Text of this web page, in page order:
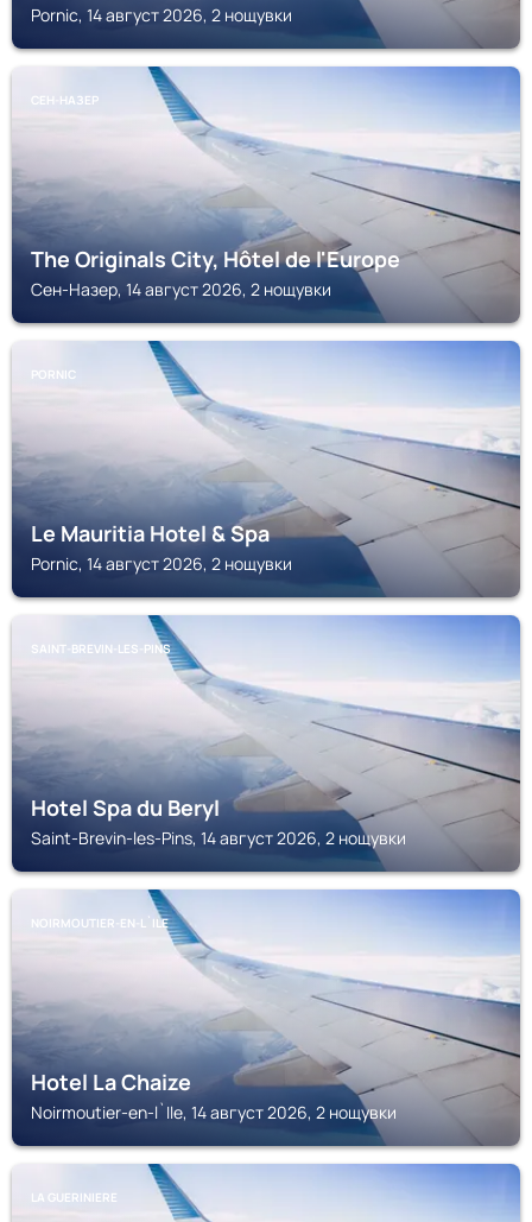
Pornic, 14 август 2026, 2 нощувки
СЕН-НАЗЕР
The Originals City, Hôtel de l'Europe
Сен-Назер, 14 август 2026, 2 нощувки
PORNIC
Le Mauritia Hotel & Spa
Pornic, 14 август 2026, 2 нощувки
SAINT-BREVIN-LES-PINS
Hotel Spa du Beryl
Saint-Brevin-les-Pins, 14 август 2026, 2 нощувки
NOIRMOUTIER-EN-L`ILE
Hotel La Chaize
Noirmoutier-en-l`Ile, 14 август 2026, 2 нощувки
LA GUERINIERE